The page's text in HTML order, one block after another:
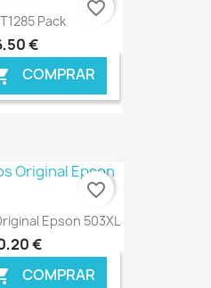
Pack
€
COMPRAR
€ ONLINE
favorite_border
Epson 503XL
€
COMPRAR
favorite_border